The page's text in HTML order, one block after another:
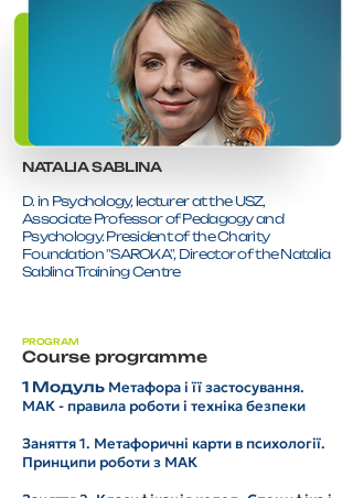
NATALIA SABLINA
D. in Psychology, lecturer at the USZ,
Associate Professor of Pedagogy and
Psychology. President of the Charity
Foundation "SAROKA", Director of the Natalia
Sablina Training Centre
PROGRAM
Course programme
1 Модуль Метафора і її застосування.
МАК - правила роботи і техніка безпеки
Заняття 1. Метафоричні карти в психології.
Принципи роботи з МАК